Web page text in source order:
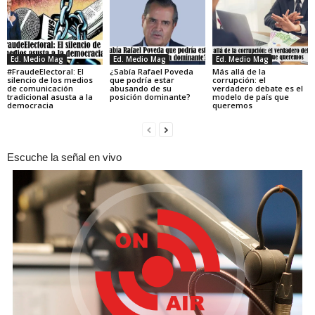
Ed. Medio Mag
#FraudeElectoral: El
silencio de los medios
de comunicación
tradicional asusta a la
democracia
Ed. Medio Mag
¿Sabía Rafael Poveda
que podría estar
abusando de su
posición dominante?
Ed. Medio Mag
Más allá de la
corrupción: el
verdadero debate es el
modelo de país que
queremos
Escuche la señal en vivo